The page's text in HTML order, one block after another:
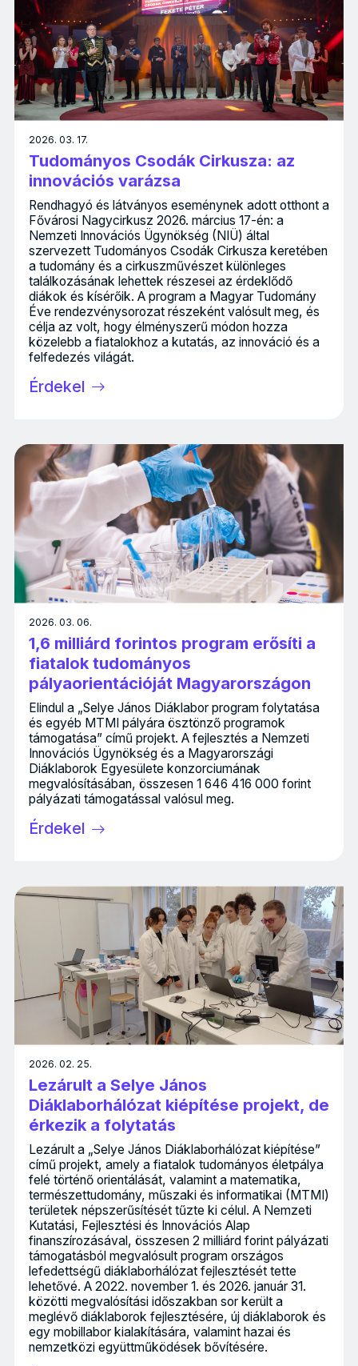
2026. 03. 17.
Tudományos Csodák Cirkusza: az
innovációs varázsa
Rendhagyó és látványos eseménynek adott otthont a
Fővárosi Nagycirkusz 2026. március 17-én: a
Nemzeti Innovációs Ügynökség (NIÜ) által
szervezett Tudományos Csodák Cirkusza keretében
a tudomány és a cirkuszművészet különleges
találkozásának lehettek részesei az érdeklődő
diákok és kísérőik. A program a Magyar Tudomány
Éve rendezvénysorozat részeként valósult meg, és
célja az volt, hogy élményszerű módon hozza
közelebb a fiatalokhoz a kutatás, az innováció és a
felfedezés világát.
Érdekel
2026. 03. 06.
1,6 milliárd forintos program erősíti a
fiatalok tudományos
pályaorientációját Magyarországon
Elindul a „Selye János Diáklabor program folytatása
és egyéb MTMI pályára ösztönző programok
támogatása” című projekt. A fejlesztés a Nemzeti
Innovációs Ügynökség és a Magyarországi
Diáklaborok Egyesülete konzorciumának
megvalósításában, összesen 1 646 416 000 forint
pályázati támogatással valósul meg.
Érdekel
2026. 02. 25.
Lezárult a Selye János
Diáklaborhálózat kiépítése projekt, de
érkezik a folytatás
Lezárult a „Selye János Diáklaborhálózat kiépítése”
című projekt, amely a fiatalok tudományos életpálya
felé történő orientálását, valamint a matematika,
természettudomány, műszaki és informatikai (MTMI)
területek népszerűsítését tűzte ki célul. A Nemzeti
Kutatási, Fejlesztési és Innovációs Alap
finanszírozásával, összesen 2 milliárd forint pályázati
támogatásból megvalósult program országos
lefedettségű diáklaborhálózat fejlesztését tette
lehetővé. A 2022. november 1. és 2026. január 31.
közötti megvalósítási időszakban sor került a
meglévő diáklaborok fejlesztésére, új diáklaborok és
egy mobillabor kialakítására, valamint hazai és
nemzetközi együttműködések bővítésére.